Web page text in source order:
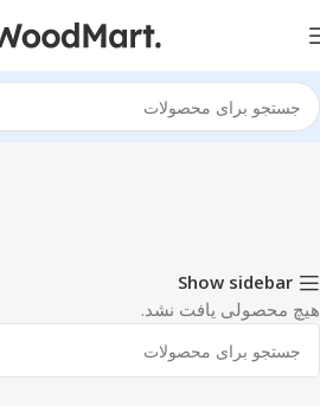
خانه Photo & Video
Cameras & Drones
Show sidebar
هیچ محصولی یافت نشد.